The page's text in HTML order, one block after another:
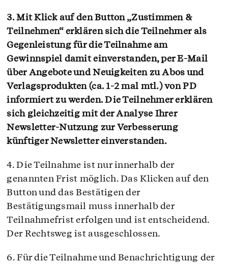
3. Mit Klick auf den Button „Zustimmen &
Teilnehmen“ erklären sich die Teilnehmer als
Gegenleistung für die Teilnahme am
Gewinnspiel damit einverstanden, per E-Mail
über Angebote und Neuigkeiten zu Abos und
Verlagsprodukten (ca. 1-2 mal mtl.) von PD
informiert zu werden. Die Teilnehmer erklären
sich gleichzeitig mit der Analyse Ihrer
Newsletter-Nutzung zur Verbesserung
künftiger Newsletter einverstanden.
4. Die Teilnahme ist nur innerhalb der
genannten Frist möglich. Das Klicken auf den
Button und das Bestätigen der
Bestätigungsmail muss innerhalb der
Teilnahmefrist erfolgen und ist entscheidend.
Der Rechtsweg ist ausgeschlossen.
6. Für die Teilnahme und Benachrichtigung der